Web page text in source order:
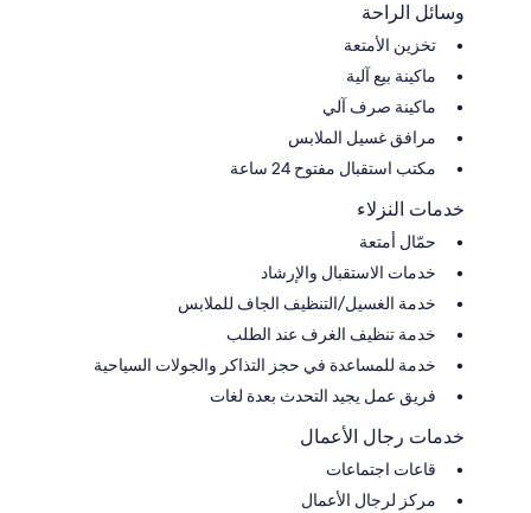
وسائل الراحة
تخزين الأمتعة
ماكينة بيع آلية
ماكينة صرف آلي
مرافق غسيل الملابس
مكتب استقبال مفتوح 24 ساعة
خدمات النزلاء
حمّال أمتعة
خدمات الاستقبال والإرشاد
خدمة الغسيل/التنظيف الجاف للملابس
خدمة تنظيف الغرف عند الطلب
خدمة للمساعدة في حجز التذاكر والجولات السياحية
فريق عمل يجيد التحدث بعدة لغات
خدمات رجال الأعمال
قاعات اجتماعات
مركز لرجال الأعمال